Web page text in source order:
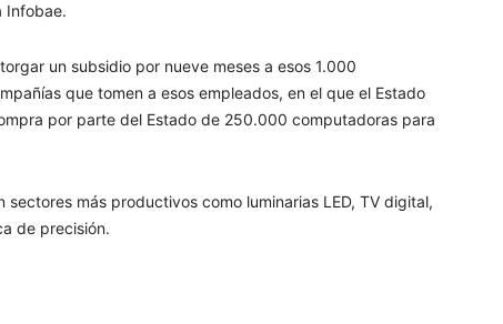
Infobae.
un subsidio por nueve meses a esos 1.000
que tomen a esos empleados, en el que el Estado
por parte del Estado de 250.000 computadoras para
más productivos como luminarias LED, TV digital,
de precisión.